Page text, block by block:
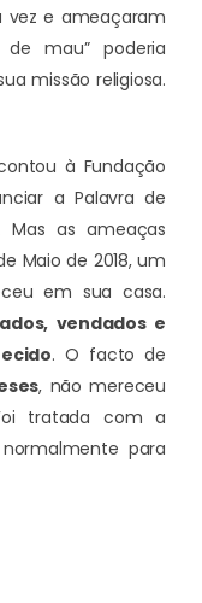
vez e ameaçaram
mau” poderia
missão religiosa.
à Fundação
a Palavra de
Mas as ameaças
Maio de 2018, um
em sua casa.
vendados e
. O facto de
, não mereceu
tratada com a
para